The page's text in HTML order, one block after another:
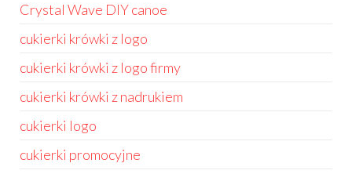
Crystal Wave DIY canoe
cukierki krówki z logo
cukierki krówki z logo firmy
cukierki krówki z nadrukiem
cukierki logo
cukierki promocyjne